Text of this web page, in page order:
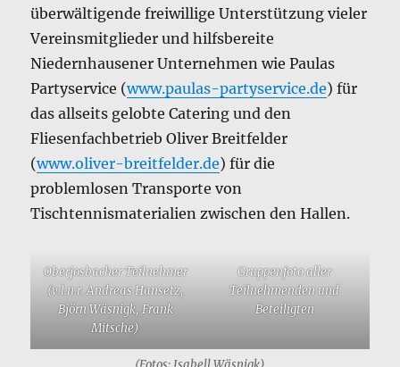
überwältigende freiwillige Unterstützung vieler
Vereinsmitglieder und hilfsbereite
Niedernhausener Unternehmen wie Paulas
Partyservice (www.paulas-partyservice.de) für
das allseits gelobte Catering und den
Fliesenfachbetrieb Oliver Breitfelder
(www.oliver-breitfelder.de) für die
problemlosen Transporte von
Tischtennismaterialien zwischen den Hallen.
Oberjosbacher Teilnehmer
(v.l.n.r. Andreas Hansetz,
Björn Wäsnigk, Frank
Mitsche)
Gruppenfoto aller
Teilnehmenden und
Beteiligten